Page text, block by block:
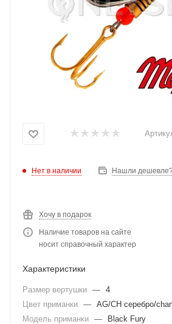
Нет в наличии Нашли
Хочу в подарок
Наличие товаров на сайте
носит справочный характер
Характеристики
Размер вертушки — 4
Цвет приманки — AG/CH серебро/
Модель приманки —
Black Fury